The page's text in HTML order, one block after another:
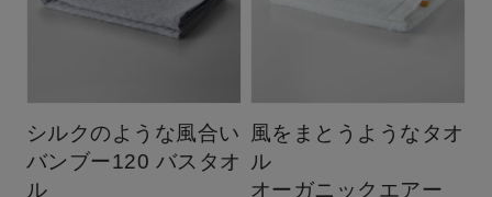
シルクのような風合い
バンブー120 バスタオ
ル
風をまとうようなタオ
ル
オーガニックエアー